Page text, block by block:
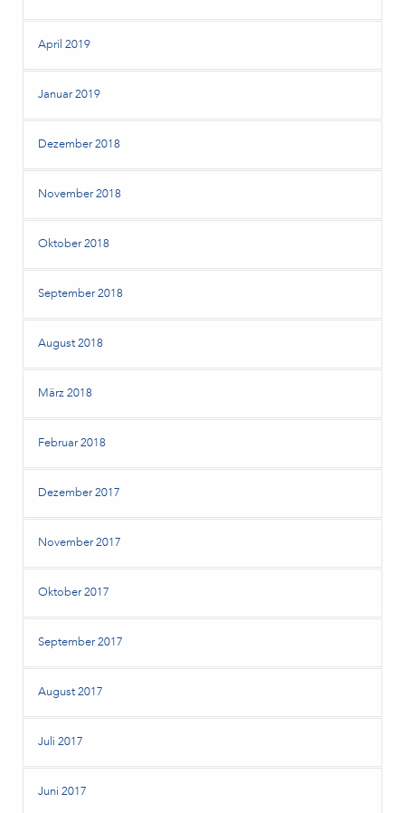
April 2019
Januar 2019
Dezember 2018
November 2018
Oktober 2018
September 2018
August 2018
März 2018
Februar 2018
Dezember 2017
November 2017
Oktober 2017
September 2017
August 2017
Juli 2017
Juni 2017